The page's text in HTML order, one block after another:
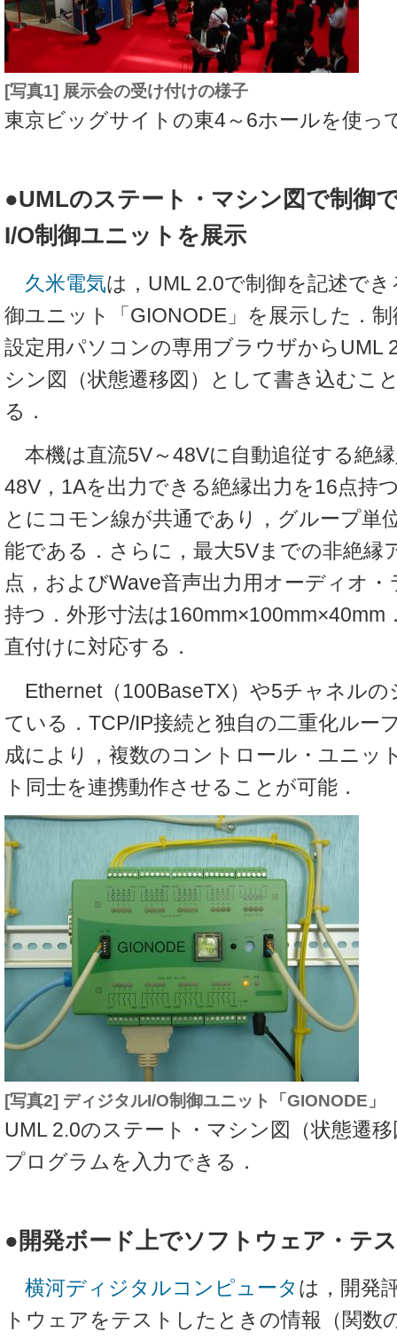
[写真1] 展示会の受け付けの様子
東京ビッグサイトの東4～6ホールを使っ
●UMLのステート・マシン図で制御
I/O制御ユニットを展示
久米電気は，UML 2.0で制御を記述で
御ユニット「GIONODE」を展示した．
設定用パソコンの専用ブラウザからUML
シン図（状態遷移図）として書き込むこ
る．
本機は直流5V～48Vに自動追従する絶
48V，1Aを出力できる絶縁出力を16点持
とにコモン線が共通であり，グループ単
能である．さらに，最大5Vまでの非絶縁
点，およびWave音声出力用オーディオ
持つ．外形寸法は160mm×100mm×40mm
直付けに対応する．
Ethernet（100BaseTX）や5チャネルの
ている．TCP/IP接続と独自の二重化ルー
成により，複数のコントロール・ユニッ
ト同士を連携動作させることが可能．
[写真2] ディジタルI/O制御ユニット「GIONODE」
UML 2.0のステート・マシン図（状態遷
プログラムを入力できる．
●開発ボード上でソフトウェア・テ
横河ディジタルコンピュータ は，開発
トウェアをテストしたときの情報（関数